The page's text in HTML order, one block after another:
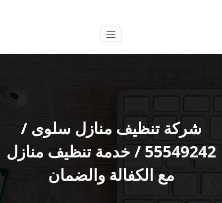
شركة تنظيف منازل سلوى /
55549242 / خدمة تنظيف منازل
مع الكفالة والضمان